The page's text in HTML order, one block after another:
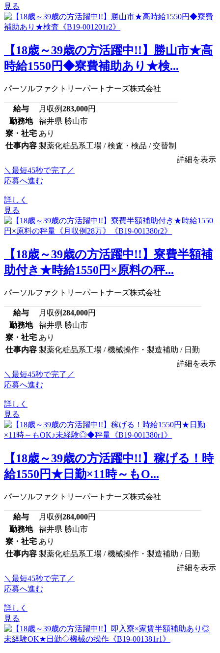
見る
【18歳～39歳の方活躍中!!】勝山市★高
時給1550円◆寮費補助あり★検...
パーソルファクトリーパートナーズ株式会社
給与 月収例283,000円
勤務地
福井県 勝山市
寮・社宅 あり
仕事内容 製薬化粧品系工場 / 検査・検品 / 交替制
詳細を表示
＼最短45秒で完了／
応募へ進む
詳しく
見る
【18歳～39歳の方活躍中!!】寮費半額補
助付き★時給1550円×原料の秤...
パーソルファクトリーパートナーズ株式会社
給与 月収例284,000円
勤務地
福井県 勝山市
寮・社宅 あり
仕事内容 製薬化粧品系工場 / 機械操作・製造補助 / 日勤
詳細を表示
＼最短45秒で完了／
応募へ進む
詳しく
見る
【18歳～39歳の方活躍中!!】稼げる！時
給1550円★日勤×11時～もO...
パーソルファクトリーパートナーズ株式会社
給与 月収例284,000円
勤務地
福井県 勝山市
寮・社宅 あり
仕事内容 製薬化粧品系工場 / 機械操作・製造補助 / 日勤
詳細を表示
＼最短45秒で完了／
応募へ進む
詳しく
見る